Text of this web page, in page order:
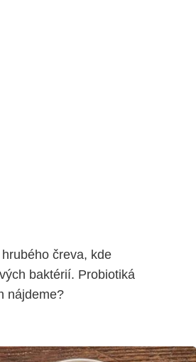
čreva, kde
baktérií. Probiotiká
nájdeme?